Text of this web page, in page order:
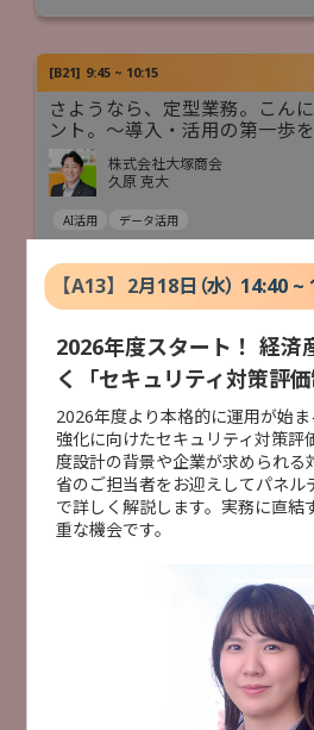
[B21] 9:45 ~ 10:15
さようなら、定型業務。こん
ント。〜導入・活用の第一歩
株式会社大塚商会
久原 克大
AI活用 データ活用
[
経営課題としてのBOM～製造
ジニアリングチェーンマネジ
株式会社大塚商会
谷口 潤
製造DX 人手不足対策 データ活用
B11] 10:00 ~ 11:00
株式会社月刊総務
【A13】 2月18日（水） 14:40 ~
2026年度スタート！ 経済
く「セキュリティ対策評
2026年度より本格的に運用が始
強化に向けたセキュリティ対策評
度設計の背景や企業が求められる
省のご担当者をお迎えしてパネル
で詳しく解説します。実務に直結
重な機会です。